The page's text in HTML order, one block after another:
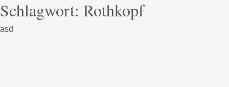
Schlagwort: Rothkopf
asd